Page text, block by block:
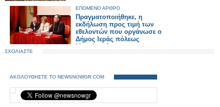
ΕΠΟΜΕΝΟ ΑΡΘΡΟ
Πραγματοποιήθηκε, η
εκδήλωση προς τιμή των
εθελοντών που οργάνωσε ο
Δήμος Ιεράς πόλεως
Μεσολογγίου
ΣΧΟΛΙΑΣΤΕ
ΑΚΟΛΟΥΘΗΣΤΕ ΤΟ NEWSNOWGR.COM